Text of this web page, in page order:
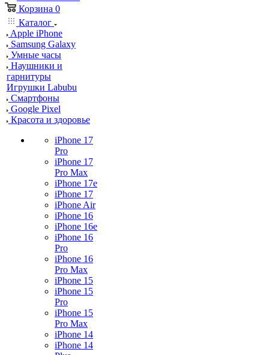
Корзина 0
Каталог
Apple iPhone
Samsung Galaxy
Умные часы
Наушники и
гарнитуры
Игрушки Labubu
Смартфоны
Google Pixel
Красота и здоровье
iPhone 17
Pro
iPhone 17
Pro Max
iPhone 17e
iPhone 17
iPhone Air
iPhone 16
iPhone 16e
iPhone 16
Pro
iPhone 16
Pro Max
iPhone 15
iPhone 15
Pro
iPhone 15
Pro Max
iPhone 14
iPhone 14